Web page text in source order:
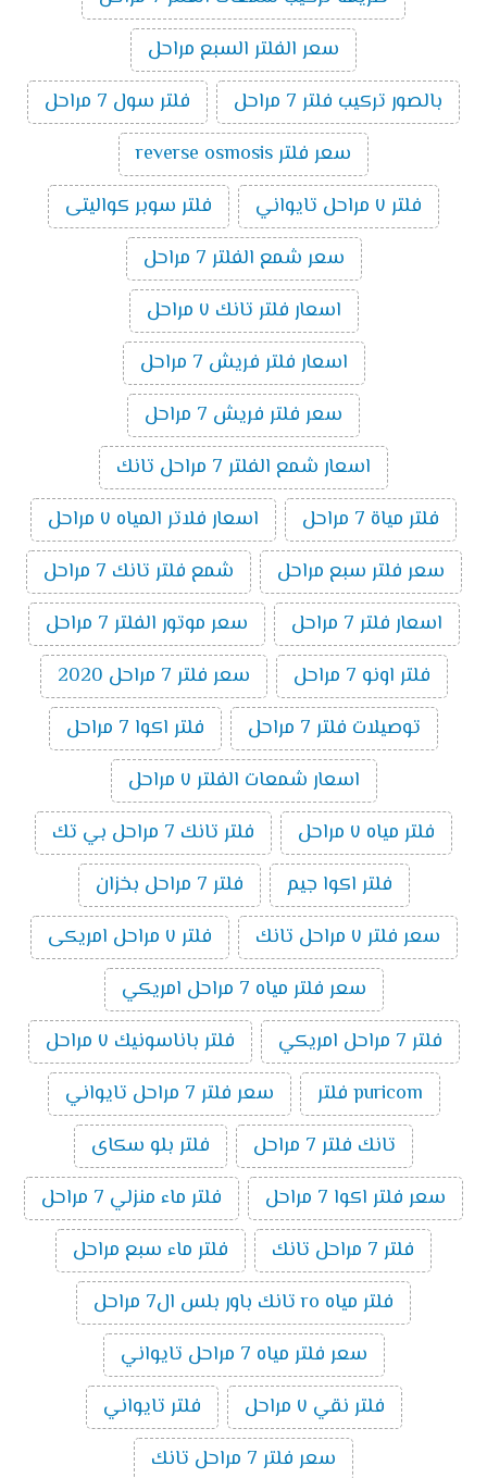
سعر الفلتر السبع مراحل
بالصور تركيب فلتر 7 مراحل
فلتر سول 7 مراحل
سعر فلتر reverse osmosis
فلتر ٧ مراحل تايواني
فلتر سوبر كواليتى
سعر شمع الفلتر 7 مراحل
اسعار فلتر تانك ٧ مراحل
اسعار فلتر فريش 7 مراحل
سعر فلتر فريش 7 مراحل
اسعار شمع الفلتر 7 مراحل تانك
فلتر مياة 7 مراحل
اسعار فلاتر المياه ٧ مراحل
سعر فلتر سبع مراحل
شمع فلتر تانك 7 مراحل
اسعار فلتر 7 مراحل
سعر موتور الفلتر 7 مراحل
فلتر اونو 7 مراحل
سعر فلتر 7 مراحل 2020
توصيلات فلتر 7 مراحل
فلتر اكوا 7 مراحل
اسعار شمعات الفلتر ٧ مراحل
فلتر مياه ٧ مراحل
فلتر تانك 7 مراحل بي تك
فلتر اكوا جيم
فلتر 7 مراحل بخزان
سعر فلتر ٧ مراحل تانك
فلتر ٧ مراحل امريكى
سعر فلتر مياه 7 مراحل امريكي
فلتر 7 مراحل امريكي
فلتر باناسونيك ٧ مراحل
puricom فلتر
سعر فلتر 7 مراحل تايواني
تانك فلتر 7 مراحل
فلتر بلو سكاى
سعر فلتر اكوا 7 مراحل
فلتر ماء منزلي 7 مراحل
فلتر 7 مراحل تانك
فلتر ماء سبع مراحل
فلتر مياه ro تانك باور بلس ال7 مراحل
سعر فلتر مياه 7 مراحل تايواني
فلتر نقي ٧ مراحل
فلتر تايواني
سعر فلتر 7 مراحل تانك